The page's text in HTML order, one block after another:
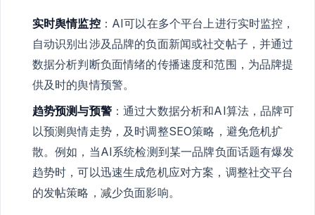
实时舆情监控：AI可以在多个平台上进行实时监控，
自动识别出涉及品牌的负面新闻或社交帖子，并通过
数据分析判断负面情绪的传播速度和范围，为品牌提
供及时的舆情预警。
趋势预测与预警：通过大数据分析和AI算法，品牌可
以预测舆情走势，及时调整SEO策略，避免危机扩
散。例如，当AI系统检测到某一品牌负面话题有爆发
趋势时，可以迅速生成危机应对方案，调整社交平台
的发帖策略，减少负面影响。